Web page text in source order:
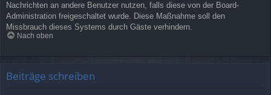
Nachrichten an andere Benutzer nutzen, falls diese von der Board-
Administration freigeschaltet wurde. Diese Maßnahme soll den
Missbrauch dieses Systems durch Gäste verhindern.
Nach oben
Beiträge schreiben